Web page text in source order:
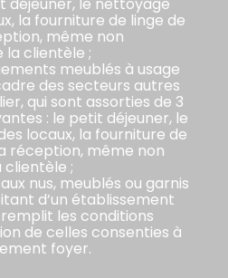
la fourniture de linge de
même non
la clientèle ;
meublés à usage
des secteurs autres
qui sont assorties de 3
: le petit déjeuner, le
locaux, la fourniture de
réception, même non
clientèle ;
nus, meublés ou garnis
d’un établissement
les conditions
de celles consenties à
foyer.